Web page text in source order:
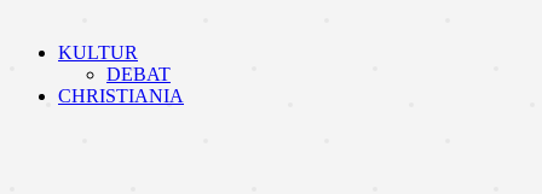
KULTUR
DEBAT
CHRISTIANIA